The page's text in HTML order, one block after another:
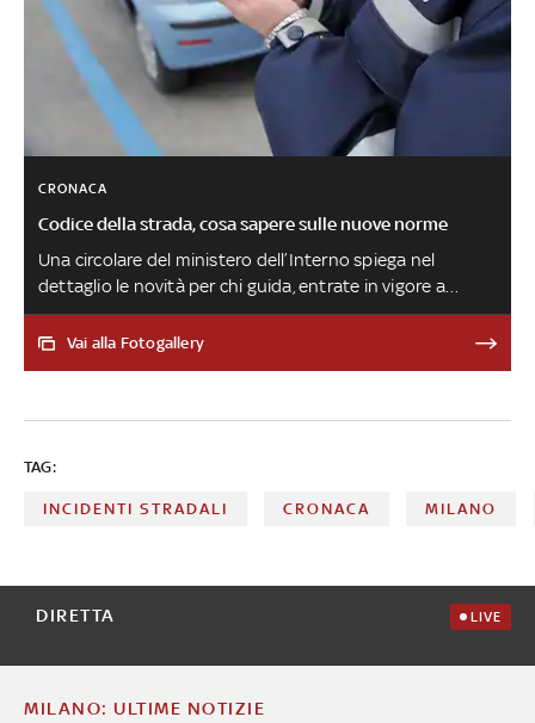
CRONACA
Codice della strada, cosa sapere sulle nuove norme
Una circolare del ministero dell’Interno spiega nel
dettaglio le novità per chi guida, entrate in vigore a
novembre. Inoltre, da oggi sosta gratuita per i veicoli al
servizio delle persone con disabilità sulle strisce blu, stalli
sanzioni per chi getta dal finestrino dell’auto rifiuti o altri
Vai alla Fotogallery
TAG:
INCIDENTI STRADALI CRONACA MILANO
DIRETTA LIVE
MILANO: ULTIME NOTIZIE